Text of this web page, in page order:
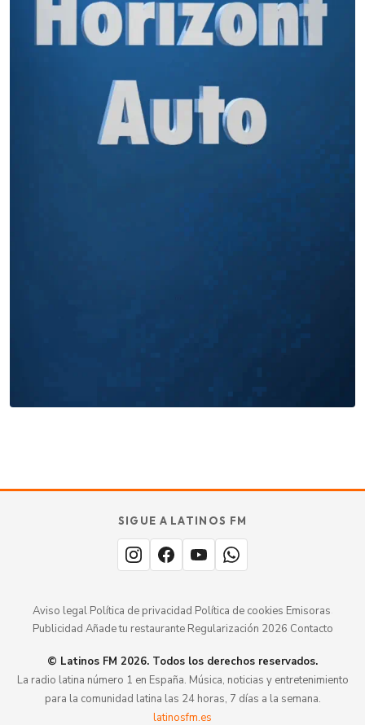
TU SABOR
MERECE
ESTARaquí.
SIGUE A LATINOS FM
Aviso legal· Política de privacidad Política de cookies Emisoras
Publicidad Añade tu restaurante· Regularización 2026 Contacto
© Latinos FM 2026. Todos los derechos reservados.
La radio latina número 1 en España. Música, noticias y entretenimiento
para la comunidad latina las 24 horas, 7 días a la semana.
latinosfm.es